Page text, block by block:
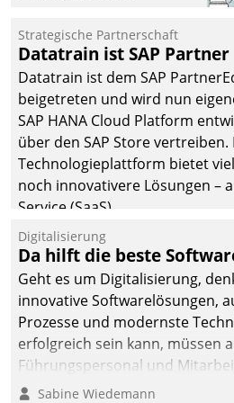
Jahresbeginn eine
Überblick, Einsicht und
Eingriff bietende Lösung.
Zur Entwicklung setzte
man auf
Cloudtechnologie,
bewährte und Startup-
Partner sowie erstmals
agile Projektmethoden.
Strategische Partnerschaft
Datatrain ist SAP Partner
Datatrain ist dem SAP
beigetreten und wird nun
SAP HANA Cloud Platform
über den SAP Store vertreiben.
Technologieplattform bietet
noch innovativere Lösungen –
Service (SaaS).
Digitalisierung
Da hilft die beste
Geht es um Digitalisierung,
innovative Softwarelösungen,
Prozesse und modernste
erfolgreich sein kann, müssen
Führungspersonal und
verändern und anzupassen,
Sabine Wiedemann